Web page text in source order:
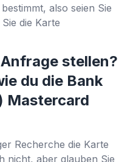
also seien Sie
die Karte
stellen?
du die Bank
Mastercard
Recherche die Karte
nicht, aber glauben Sie